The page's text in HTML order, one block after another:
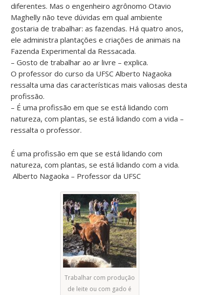
diferentes. Mas o engenheiro agrônomo Otavio
Maghelly não teve dúvidas em qual ambiente
gostaria de trabalhar: as fazendas. Há quatro anos,
ele administra plantações e criações de animais na
Fazenda Experimental da Ressacada.
– Gosto de trabalhar ao ar livre – explica.
O professor do curso da UFSC Alberto Nagaoka
ressalta uma das características mais valiosas desta
profissão.
– É uma profissão em que se está lidando com
natureza, com plantas, se está lidando com a vida –
ressalta o professor.
É uma profissão em que se está lidando com
natureza, com plantas, se está lidando com a vida.
Alberto Nagaoka – Professor da UFSC
Trabalhar com produção
de leite ou com gado é